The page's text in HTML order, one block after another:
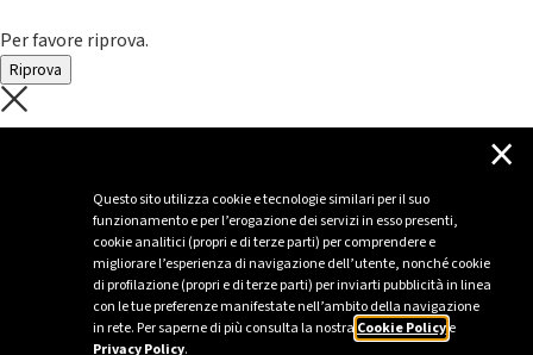
Questo sito utilizza cookie e tecnologie similari per il suo
funzionamento e per l’erogazione dei servizi in esso presenti,
cookie analitici (propri e di terze parti) per comprendere e
migliorare l’esperienza di navigazione dell’utente, nonché cookie
di profilazione (propri e di terze parti) per inviarti pubblicità in linea
con le tue preferenze manifestate nell’ambito della navigazione
in rete. Per saperne di più consulta la nostra Cookie Policye
Privacy Policy.
×
Per favore riprova.
Riprova
C'è un problema con il recupero dei
Per favore riprova piú tardi